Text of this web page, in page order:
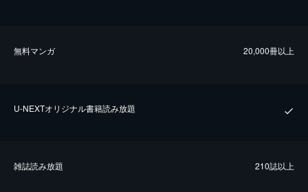
無料マンガ 20,000冊以上
U-NEXTオリジナル書籍読み放題
雑誌読み放題 210誌以上